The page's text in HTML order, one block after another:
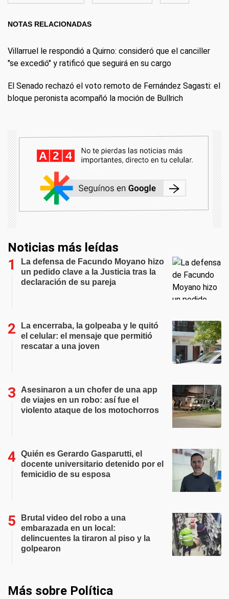
NOTAS RELACIONADAS
Villarruel le respondió a Quirno: consideró que el canciller
"se excedió" y ratificó que seguirá en su cargo
El Senado rechazó el voto remoto de Fernández Sagasti: el
bloque peronista acompañó la moción de Bullrich
Noticias más leídas
La defensa de Facundo Moyano hizo
un pedido clave a la Justicia tras la
declaración de su pareja
La encerraba, la golpeaba y le quitó
el celular: el mensaje que permitió
rescatar a una joven
Asesinaron a un chofer de una app
de viajes en un robo: así fue el
violento ataque de los motochorros
Quién es Gerardo Gasparutti, el
docente universitario detenido por el
femicidio de su esposa
Brutal video del robo a una
embarazada en un local:
delincuentes la tiraron al piso y la
golpearon
Más sobre Política